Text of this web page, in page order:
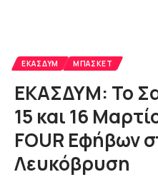
ΕΚΑΣΔΥΜ ΜΠΆΣΚΕΤ
ΕΚΑΣΔΥΜ: Το
15 και 16
FOUR Εφήβων
Λευκόβρυση